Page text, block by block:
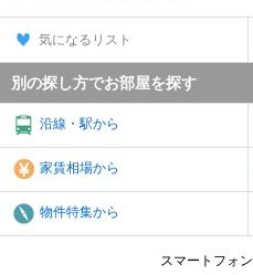
気になるリスト
別の探し方でお部屋を探す
沿線・駅から
家賃相場から
物件特集から
スマートフォン